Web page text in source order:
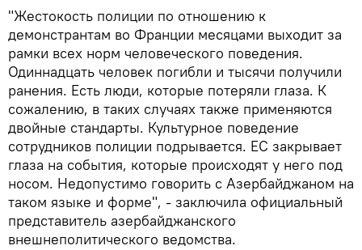
"Жестокость полиции по отношению к
демонстрантам во Франции месяцами выходит за
рамки всех норм человеческого поведения.
Одиннадцать человек погибли и тысячи получили
ранения. Есть люди, которые потеряли глаза. К
сожалению, в таких случаях также применяются
двойные стандарты. Культурное поведение
сотрудников полиции подрывается. ЕС закрывает
глаза на события, которые происходят у него под
носом. Недопустимо говорить с Азербайджаном на
таком языке и форме", - заключила официальный
представитель азербайджанского
внешнеполитического ведомства.